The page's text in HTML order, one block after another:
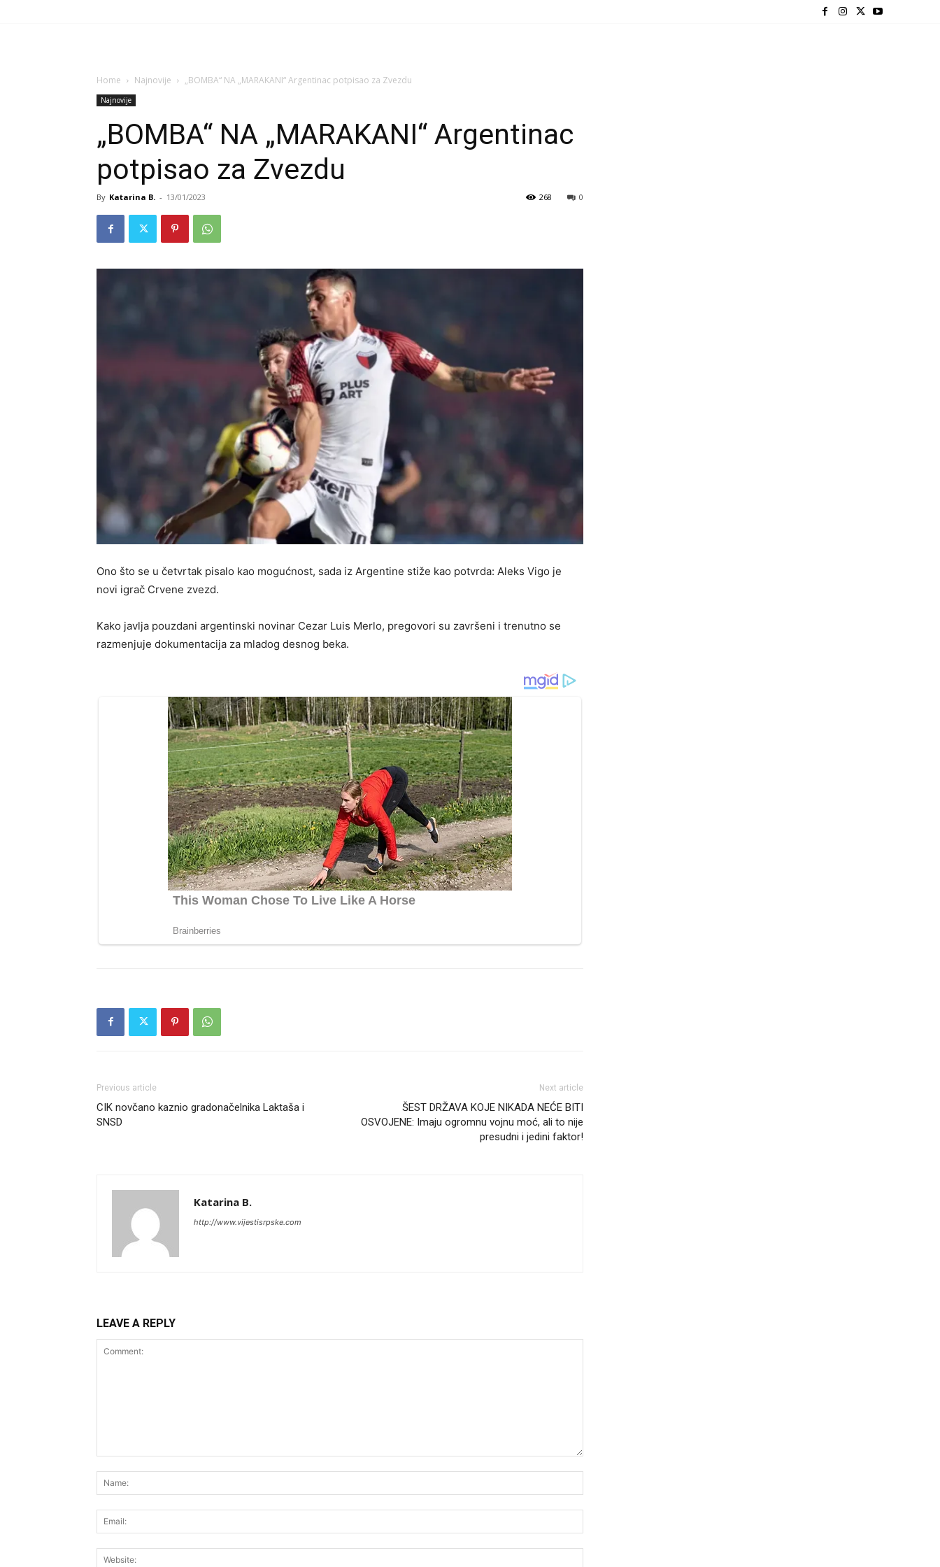
Home Najnovije „BOMBA“ NA „MARAKANI“ Argentinac potpisao za Zvezdu
Najnovije
„BOMBA“ NA „MARAKANI“ Argentinac
potpisao za Zvezdu
By Katarina B. - 13/01/2023 0
268
Ono što se u četvrtak pisalo kao mogućnost, sada iz Argentine stiže kao potvrda: Aleks Vigo je
novi igrač Crvene zvezd.
Kako javlja pouzdani argentinski novinar Cezar Luis Merlo, pregovori su završeni i trenutno se
razmenjuje dokumentacija za mladog desnog beka.
Previous article
CIK novčano kaznio gradonačelnika Laktaša i
SNSD
Next article
ŠEST DRŽAVA KOJE NIKADA NEĆE BITI
OSVOJENE: Imaju ogromnu vojnu moć, ali to nije
presudni i jedini faktor!
Katarina B.
http://www.vijestisrpske.com
LEAVE A REPLY